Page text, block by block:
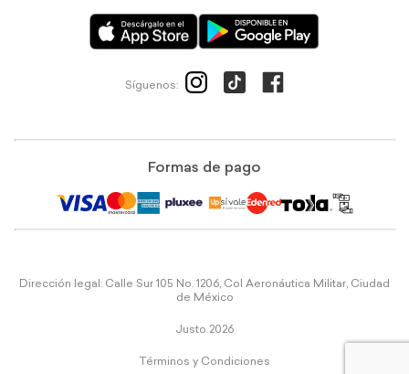
Síguenos:
Formas de pago
Dirección legal: Calle Sur 105 No. 1206, Col Aeronáutica Militar, Ciudad
de México
Justo 2026
Términos y Condiciones